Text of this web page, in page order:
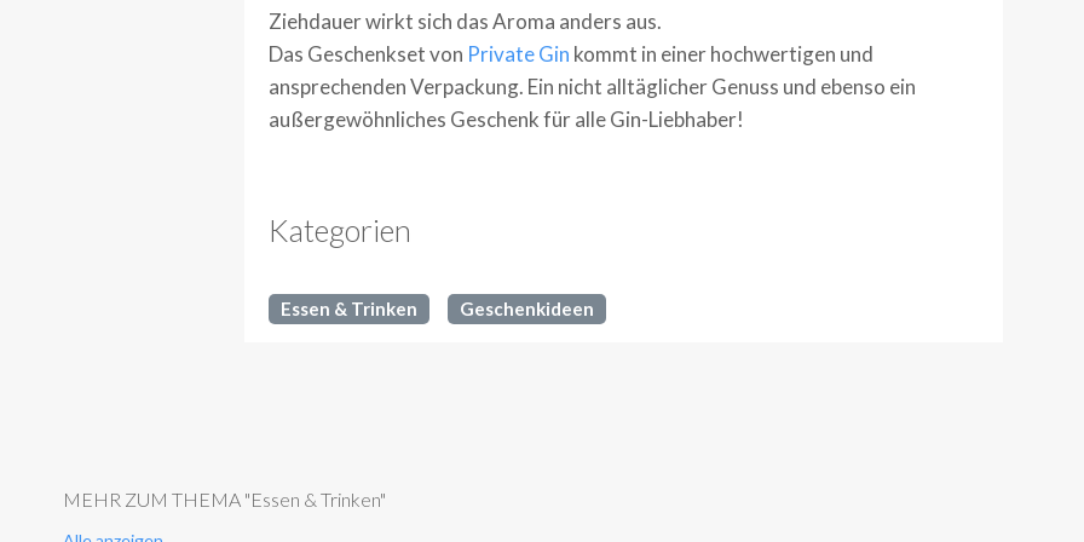
Ziehdauer wirkt sich das Aroma anders aus.
Das Geschenkset von Private Gin kommt in einer hochwertigen und
ansprechenden Verpackung. Ein nicht alltäglicher Genuss und ebenso ein
außergewöhnliches Geschenk für alle Gin-Liebhaber!
Kategorien
Essen & Trinken Geschenkideen
MEHR ZUM THEMA "Essen & Trinken"